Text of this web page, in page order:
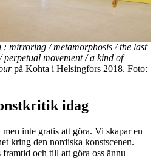
: mirroring / metamorphosis / the last
movement / a kind of
på Kohta i Helsingfors 2018. Foto:
idag
inte gratis att göra. Vi skapar en
kring den nordiska konstscenen.
och till att göra oss ännu